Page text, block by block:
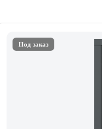
Под заказ